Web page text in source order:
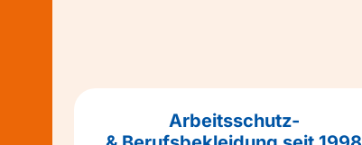
Arbeitsschutz-